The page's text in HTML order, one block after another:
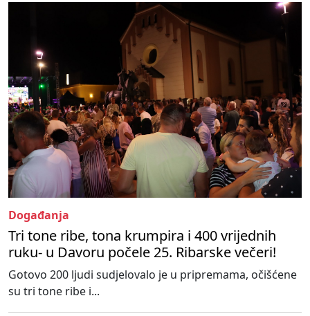
Događanja
Tri tone ribe, tona krumpira i 400 vrijednih
ruku- u Davoru počele 25. Ribarske večeri!
Gotovo 200 ljudi sudjelovalo je u pripremama, očišćene
su tri tone ribe i...